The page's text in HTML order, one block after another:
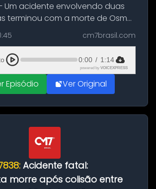
Um acidente envolvendo duas
terminou com a morte de Osmar
Souza, de 38 anos, no município
do Uatumã, no interior do
colisão ocorreu n...
cm7brasil.com
0:00 / 1:14
powered by VOICEXPRESS
Episódio Ver Original
Acidente fatal:
morre após colisão entre